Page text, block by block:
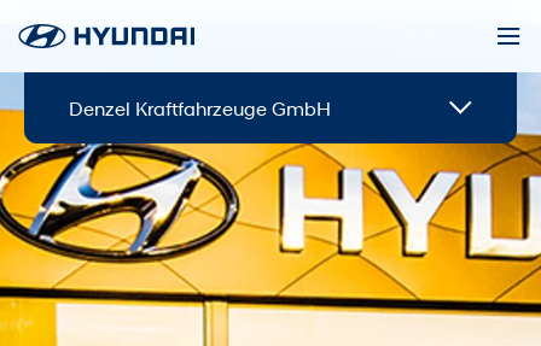
Denzel Kraftfahrzeuge GmbH